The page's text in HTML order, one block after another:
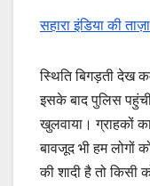
सहारा इंडिया की
स्थिति बिगड़ती देख
इसके बाद पुलिस
खुलवाया। ग्राहकों
बावजूद भी हम लोगों
की शादी है तो